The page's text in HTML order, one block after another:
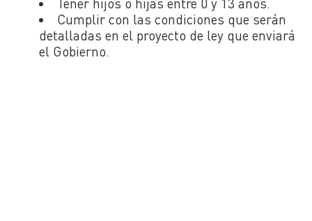
Cumplir con las condiciones que serán
detalladas en el proyecto de ley que enviará
el Gobierno.